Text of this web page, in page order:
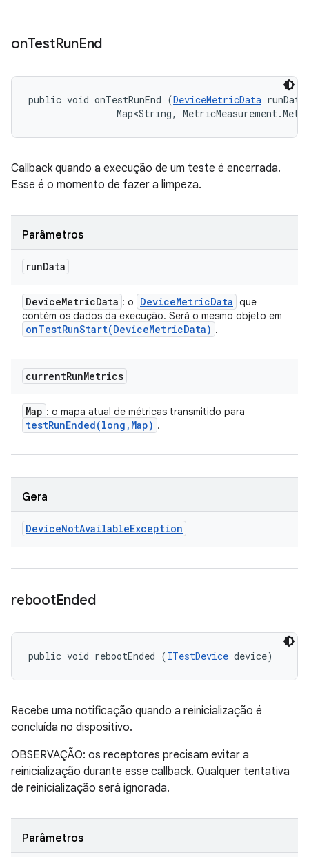
onTestRunEnd
public void onTestRunEnd (DeviceMetricData
Map<String,
Callback quando a execução de um teste é encerrada.
Esse é o momento de fazer a limpeza.
Parâmetros
runData
DeviceMetricData : o DeviceMetricData que
contém os dados da execução. Será o mesmo objeto em
onTestRunStart(DeviceMetricData) .
currentRunMetrics
Map : o mapa atual de métricas transmitido para
testRunEnded(long , Map) .
Gera
DeviceNotAvailableException
rebootEnded
public void rebootEnded (ITestDevice device)
Recebe uma notificação quando a reinicialização é
concluída no dispositivo.
OBSERVAÇÃO: os receptores precisam evitar a
reinicialização durante esse callback. Qualquer tentativa
de reinicialização será ignorada.
Parâmetros